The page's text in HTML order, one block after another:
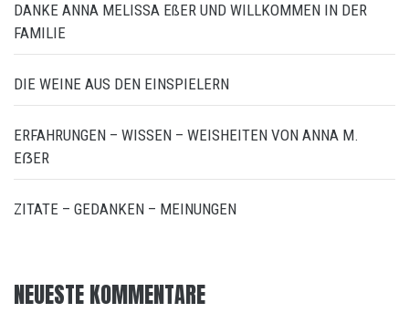
DANKE ANNA MELISSA EßER UND WILLKOMMEN IN DER
FAMILIE
DIE WEINE AUS DEN EINSPIELERN
ERFAHRUNGEN – WISSEN – WEISHEITEN VON ANNA M.
EẞER
ZITATE – GEDANKEN – MEINUNGEN
NEUESTE KOMMENTARE